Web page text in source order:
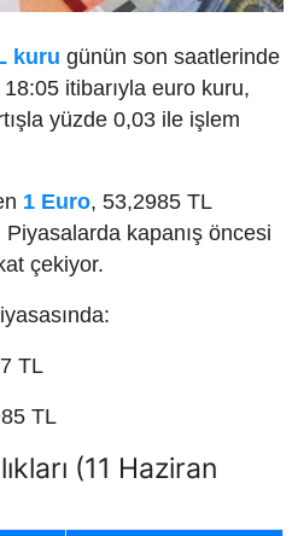
kuru günün son saatlerinde
itibarıyla euro kuru,
yüzde 0,03 ile işlem
1 Euro, 53,2985 TL
kapanış öncesi
çekiyor.
TL
TL
(11 Haziran